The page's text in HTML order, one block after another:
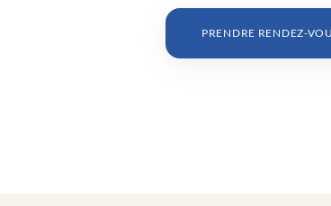
PRENDRE RENDEZ-